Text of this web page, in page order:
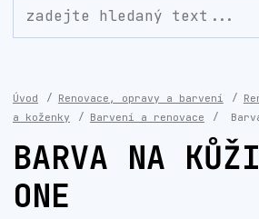
Úvod Renovace, opravy a barvení
a koženky
Barvení a renovace
BARVA NA
ONE